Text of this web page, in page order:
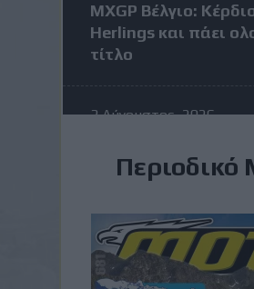
MXGP Βέλγιο:
Herlings και πάει
τίτλο
3 Αύγουστος, 2026
διώξει τον Vinales
Ισπανού
3 Αύγουστος, 2026